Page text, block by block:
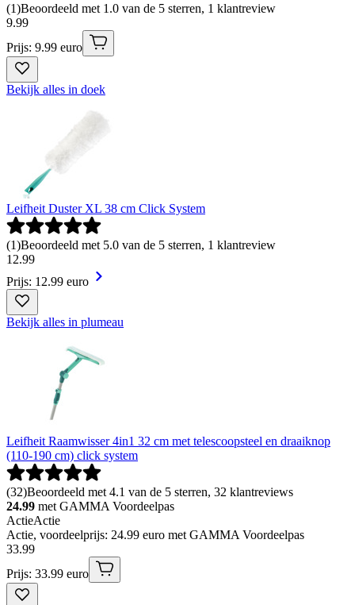
(1)Beoordeeld met 1.0 van de 5 sterren, 1 klantreview
9.99
Prijs: 9.99 euro
Bekijk alles in doek
Leifheit Duster XL 38 cm Click System
(1)Beoordeeld met 5.0 van de 5 sterren, 1 klantreview
12.99
Prijs: 12.99 euro
Bekijk alles in plumeau
Leifheit Raamwisser 4in1 32 cm met telescoopsteel en draaiknop
(110-190 cm) click system
(32)Beoordeeld met 4.1 van de 5 sterren, 32 klantreviews
24.99 met GAMMA Voordeelpas
ActieActie
Actie, voordeelprijs: 24.99 euro met GAMMA Voordeelpas
33.99
Prijs: 33.99 euro